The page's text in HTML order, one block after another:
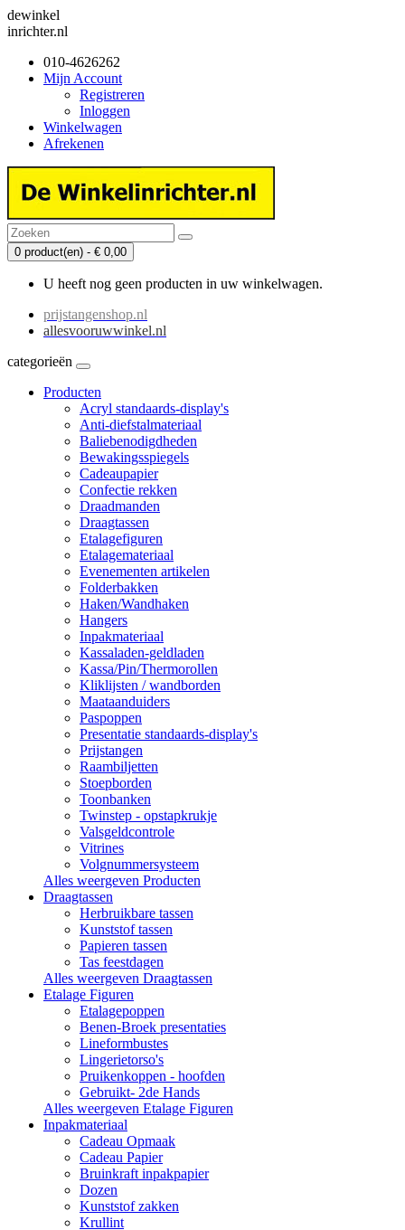
dewinkel
inrichter.nl
010-4626262
Mijn Account
Registreren
Inloggen
Winkelwagen
Afrekenen
0 product(en) - € 0,00
U heeft nog geen producten in uw winkelwagen.
prijstangenshop.nl
allesvooruwwinkel.nl
categorieën
Producten
Acryl standaards-display's
Anti-diefstalmateriaal
Baliebenodigdheden
Bewakingsspiegels
Cadeaupapier
Confectie rekken
Draadmanden
Draagtassen
Etalagefiguren
Etalagemateriaal
Evenementen artikelen
Folderbakken
Haken/Wandhaken
Hangers
Inpakmateriaal
Kassaladen-geldladen
Kassa/Pin/Thermorollen
Kliklijsten / wandborden
Maataanduiders
Paspoppen
Presentatie standaards-display's
Prijstangen
Raambiljetten
Stoepborden
Toonbanken
Twinstep - opstapkrukje
Valsgeldcontrole
Vitrines
Volgnummersysteem
Alles weergeven Producten
Draagtassen
Herbruikbare tassen
Kunststof tassen
Papieren tassen
Tas feestdagen
Alles weergeven Draagtassen
Etalage Figuren
Etalagepoppen
Benen-Broek presentaties
Lineformbustes
Lingerietorso's
Pruikenkoppen - hoofden
Gebruikt- 2de Hands
Alles weergeven Etalage Figuren
Inpakmateriaal
Cadeau Opmaak
Cadeau Papier
Bruinkraft inpakpapier
Dozen
Kunststof zakken
Krullint